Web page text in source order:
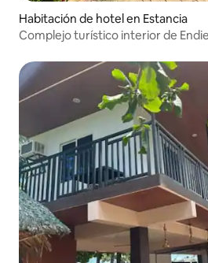
Habitación de hotel en Estancia
Complejo turístico interior de